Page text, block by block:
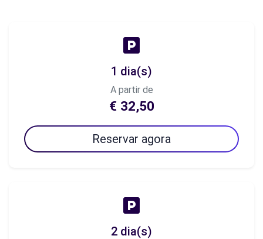
1 dia(s)
A partir de
€ 32,50
Reservar agora
2 dia(s)